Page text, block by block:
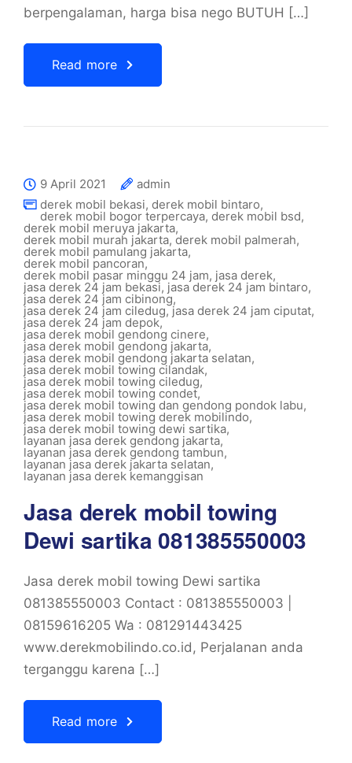
berpengalaman, harga bisa nego BUTUH […]
Read more
9 April 2021
admin
derek mobil bekasi, derek mobil bintaro,
derek mobil bogor terpercaya, derek mobil bsd,
derek mobil meruya jakarta,
derek mobil murah jakarta, derek mobil palmerah,
derek mobil pamulang jakarta,
derek mobil pancoran,
derek mobil pasar minggu 24 jam, jasa derek,
jasa derek 24 jam bekasi, jasa derek 24 jam bintaro,
jasa derek 24 jam cibinong,
jasa derek 24 jam ciledug,jasa derek 24 jam ciputat,
jasa derek 24 jam depok,
jasa derek mobil gendong cinere,
jasa derek mobil gendong jakarta,
jasa derek mobil gendong jakarta selatan,
jasa derek mobil towing cilandak,
jasa derek mobil towing ciledug,
jasa derek mobil towing condet,
jasa derek mobil towing dan gendong pondok labu,
jasa derek mobil towing derek mobilindo,
jasa derek mobil towing dewi sartika,
layanan jasa derek gendong jakarta,
layanan jasa derek gendong tambun,
layanan jasa derek jakarta selatan,
layanan jasa derek kemanggisan
Jasa derek mobil towing
Dewi sartika 081385550003
Jasa derek mobil towing Dewi sartika
081385550003 Contact : 081385550003 |
08159616205 Wa : 081291443425
www.derekmobilindo.co.id, Perjalanan anda
terganggu karena […]
Read more